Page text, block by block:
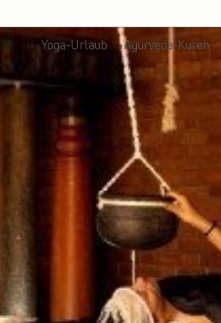
Yoga-Urlaub Ayurveda-Kuren